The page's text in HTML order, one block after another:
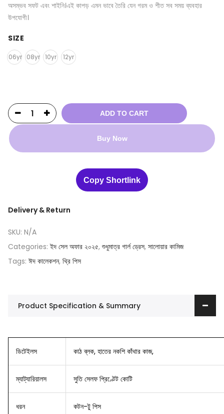
অসম্ভব সফট এবং শাইনি।এই কাপড় এমন ভাবে তৈরি যেন গরম ও শীত সব সময় ব্যবহার
উপযোগী।
SIZE
06yr 08yr 10yr 12yr
ADD TO CART
Buy Now
Copy Shortlink
Delivery & Return
SKU: N/A
Categories:ইদ সেল অফার ২০২৫, শুধুমাত্র গার্ল ড্রেস, সালোয়ার কামিজ
Tags: ঈদ কালেকশন, থ্রি পিস
Product Specification & Summary
ডিটেইলস কাঠ ব্লক, হাতের নকশি কাঁথার কাজ,
ম্যাট্যারিয়ালস সুতি সেলফ প্রিণ্টেট কোটি
ধরন কটন-টু পিস